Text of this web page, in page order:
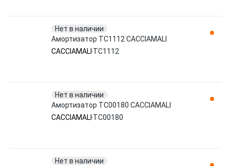
Нет в наличии
Амортизатор TC1112 CACCIAMALI
CACCIAMALI TC1112
Нет в наличии
Амортизатор TC00180 CACCIAMALI
CACCIAMALI TC00180
Нет в наличии